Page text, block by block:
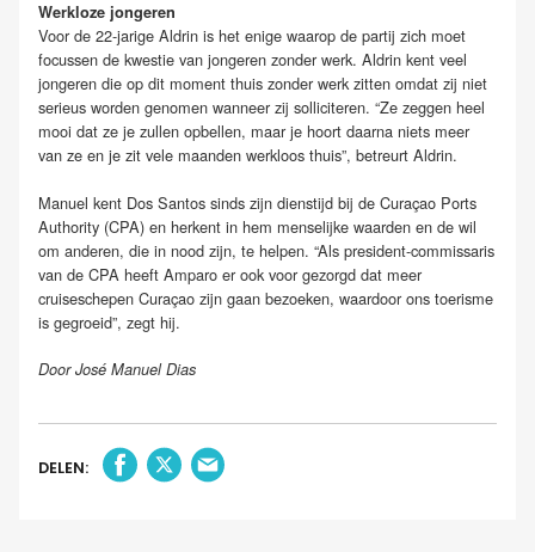
Werkloze jongeren
Voor de 22-jarige Aldrin is het enige waarop de partij zich moet
focussen de kwestie van jongeren zonder werk. Aldrin kent veel
jongeren die op dit moment thuis zonder werk zitten omdat zij niet
serieus worden genomen wanneer zij solliciteren. “Ze zeggen heel
mooi dat ze je zullen opbellen, maar je hoort daarna niets meer
van ze en je zit vele maanden werkloos thuis”, betreurt Aldrin.
Manuel kent Dos Santos sinds zijn dienstijd bij de Curaçao Ports
Authority (CPA) en herkent in hem menselijke waarden en de wil
om anderen, die in nood zijn, te helpen. “Als president-commissaris
van de CPA heeft Amparo er ook voor gezorgd dat meer
cruiseschepen Curaçao zijn gaan bezoeken, waardoor ons toerisme
is gegroeid”, zegt hij.
Door José Manuel Dias
DELEN: